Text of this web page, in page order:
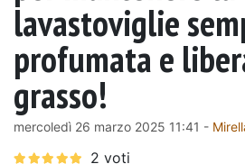
lavastoviglie
profumata e
grasso!
mercoledì 26 marzo 2025 11:41 -